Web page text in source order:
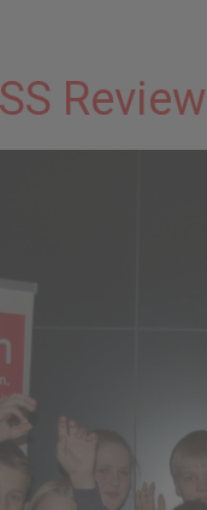
Review